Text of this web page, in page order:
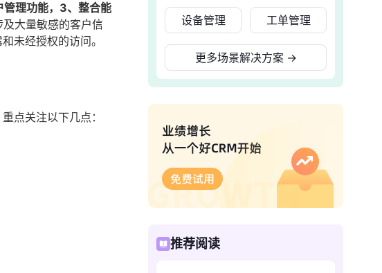
管理功能，3、整合能
大量敏感的客户信
未经授权的访问。
点关注以下几点：
设备管理 工单管理
更多场景解决方案 →
推荐阅读